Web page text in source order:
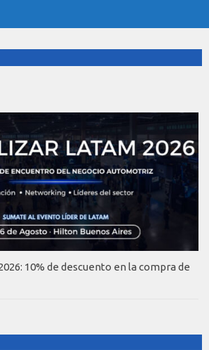
10% de descuento en la compra de